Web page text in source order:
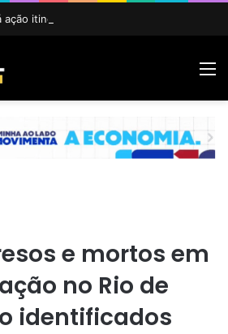
e mortos em
no Rio de
identificados